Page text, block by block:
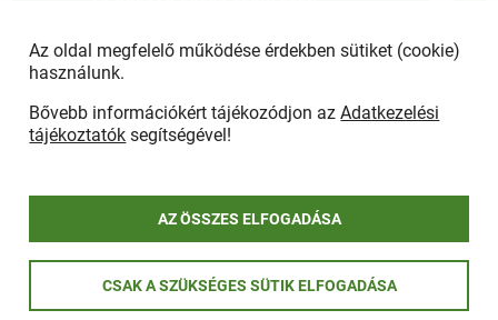
Az oldal megfelelő működése érdekben sütiket (cookie)
használunk.
Bővebb információkért tájékozódjon azAdatkezelési
tájékoztatók segítségével!
AZ ÖSSZES ELFOGADÁSA
CSAK A SZÜKSÉGES SÜTIK ELFOGADÁSA